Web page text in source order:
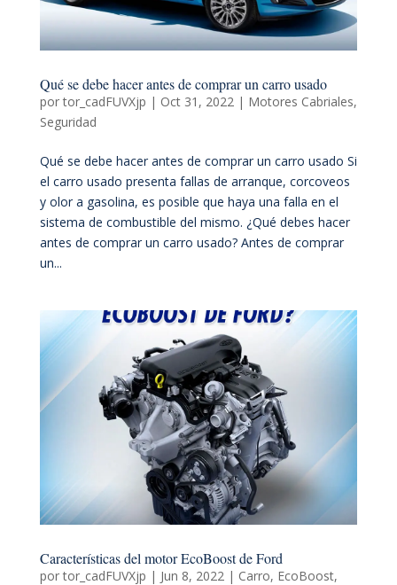
Qué se debe hacer antes de comprar un carro usado
portor_cadFUVXjp | Oct 31, 2022| Motores Cabriales,
Seguridad
Qué se debe hacer antes de comprar un carro usado Si
el carro usado presenta fallas de arranque, corcoveos
y olor a gasolina, es posible que haya una falla en el
sistema de combustible del mismo. ¿Qué debes hacer
antes de comprar un carro usado? Antes de comprar
un...
Características del motor EcoBoost de Ford
portor_cadFUVXjp | Jun 8, 2022 | Carro, EcoBoost,